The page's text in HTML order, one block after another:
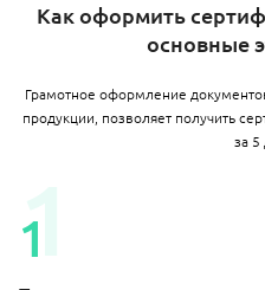
Как оформить
основные
Грамотное оформление
продукции, позволяет получить
за 5